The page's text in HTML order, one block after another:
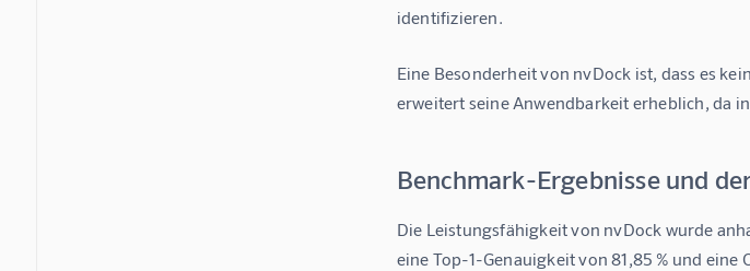
identifizieren.
Eine Besonderheit von nvDock ist, dass es
erweitert seine Anwendbarkeit erheblich, da
Benchmark-Ergebnisse und
Die Leistungsfähigkeit von nvDock wurde
eine Top-1-Genauigkeit von 81,85 % und eine